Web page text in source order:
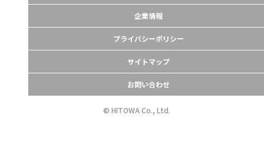
企業情報
プライバシーポリシー
サイトマップ
お問い合わせ
© HITOWA Co., Ltd.